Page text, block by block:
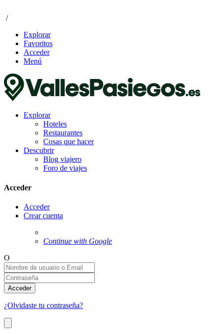
/
Explorar
Favoritos
Acceder
Menú
Explorar
Hoteles
Restaurantes
Cosas que hacer
Descubrir
Blog viajero
Foro de viajes
Acceder
Acceder
Crear cuenta
Continue with Google
O
Acceder
¿Olvidaste tu contraseña?